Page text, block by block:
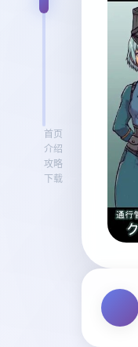
首页
介绍
攻略
下载